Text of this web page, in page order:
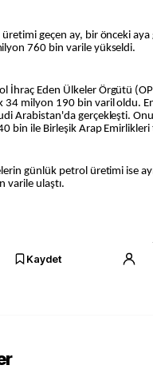
geçen ay, bir önceki
760 bin varile yükseldi.
İhraç Eden Ülkeler Örgütü
34 milyon 190 bin varil oldu.
Arabistan'da gerçekleşti.
bin ile Birleşik Arap
günlük petrol üretimi ise
varile ulaştı.
Kaydet